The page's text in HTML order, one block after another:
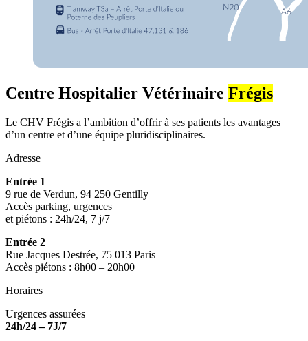
Centre Hospitalier Vétérinaire Frégis
Le CHV Frégis a l’ambition d’offrir à ses patients les avantages
d’un centre et d’une équipe pluridisciplinaires.
Adresse
Entrée 1
9 rue de Verdun, 94 250 Gentilly
Accès parking, urgences
et piétons : 24h/24, 7 j/7
Entrée 2
Rue Jacques Destrée, 75 013 Paris
Accès piétons : 8h00 – 20h00
Horaires
Urgences assurées
24h/24 – 7J/7